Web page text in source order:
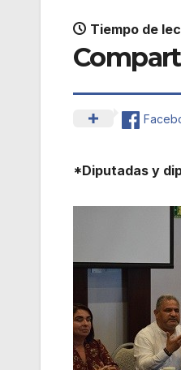
Tiempo de
*Diputadas y